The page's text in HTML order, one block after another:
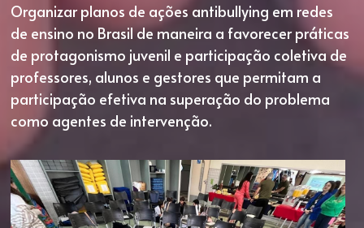
Organizar planos de ações antibullying em redes
de ensino no Brasil de maneira a favorecer práticas
de protagonismo juvenil e participação coletiva de
professores, alunos e gestores que permitam a
participação efetiva na superação do problema
como agentes de intervenção.